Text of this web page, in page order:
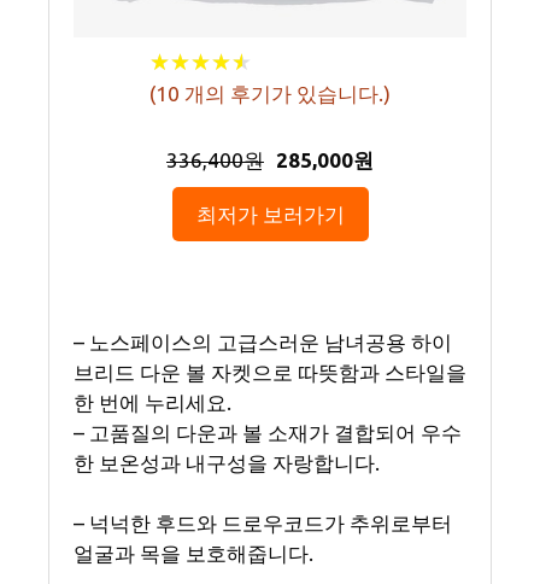
★★★★★
★★★★★
(10 개의 후기가 있습니다.)
336,400원 285,000원
최저가 보러가기
– 노스페이스의 고급스러운 남녀공용 하이
브리드 다운 볼 자켓으로 따뜻함과 스타일을
한 번에 누리세요.
– 고품질의 다운과 볼 소재가 결합되어 우수
한 보온성과 내구성을 자랑합니다.
– 넉넉한 후드와 드로우코드가 추위로부터
얼굴과 목을 보호해줍니다.